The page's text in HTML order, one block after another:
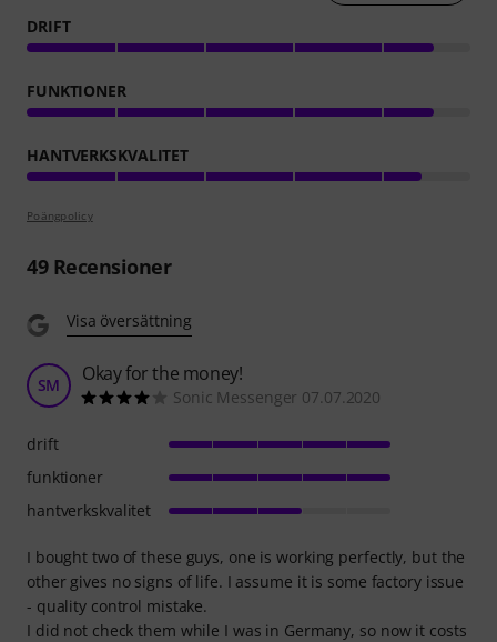
DRIFT
FUNKTIONER
HANTVERKSKVALITET
Poängpolicy
49Recensioner
Visa översättning
SM Okay for the money!
Sonic Messenger 07.07.2020
I bought two of these guys, one is working perfectly, but the
other gives no signs of life. I assume it is some factory issue
- quality control mistake.
I did not check them while I was in Germany, so now it costs
drift
funktioner
hantverkskvalitet